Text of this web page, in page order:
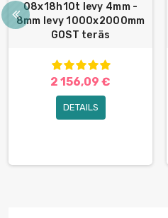
08x18h10t levy 4mm -
8mm levy 1000x2000mm
GOST teräs
2 156,09 €
DETAILS